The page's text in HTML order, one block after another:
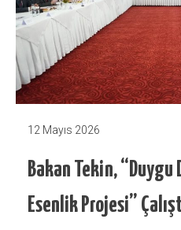
12 Mayıs 2026
Bakan Tekin, “Duygu
Esenlik Projesi”